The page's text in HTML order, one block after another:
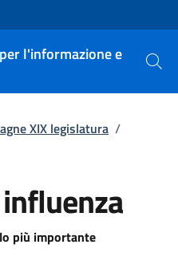
l'informazione e
Cerca
XIX legislatura /
più importante